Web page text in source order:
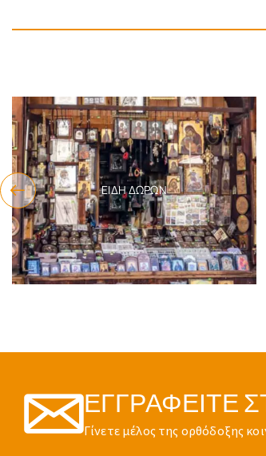
ΕΊΔΗ ΔΏΡΩΝ
ΕΓΓΡΑΦΕΊΤΕ
Γίνετε μέλος της ορθόδοξης